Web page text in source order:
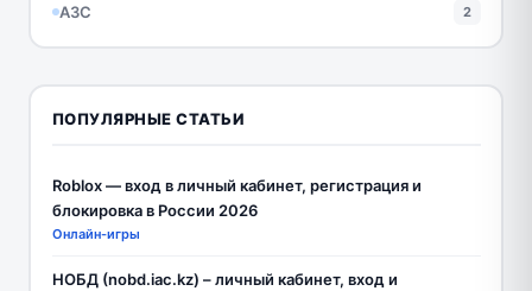
АЗС 2
ПОПУЛЯРНЫЕ СТАТЬИ
Roblox — вход в личный кабинет, регистрация и
блокировка в России 2026
Онлайн-игры
НОБД (nobd.iac.kz) – личный кабинет, вход и